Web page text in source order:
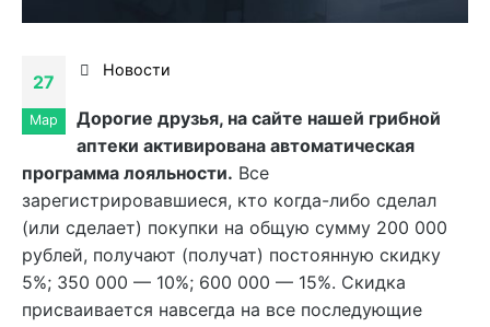
27
Мар
Новости
Дорогие друзья, на сайте нашей грибной
аптеки активирована автоматическая
программа лояльности. Все
зарегистрировавшиеся, кто когда-либо сделал
(или сделает) покупки на общую сумму 200 000
рублей, получают (получат) постоянную скидку
5%; 350 000 — 10%; 600 000 — 15%. Скидка
присваивается навсегда на все последующие